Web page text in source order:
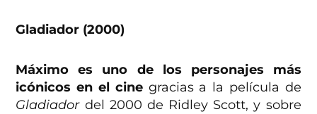
Gladiador (2000)
Máximo es uno de los personajes más
icónicos en el cinegracias a la película de
Gladiadordel 2000 de Ridley Scott, y sobre